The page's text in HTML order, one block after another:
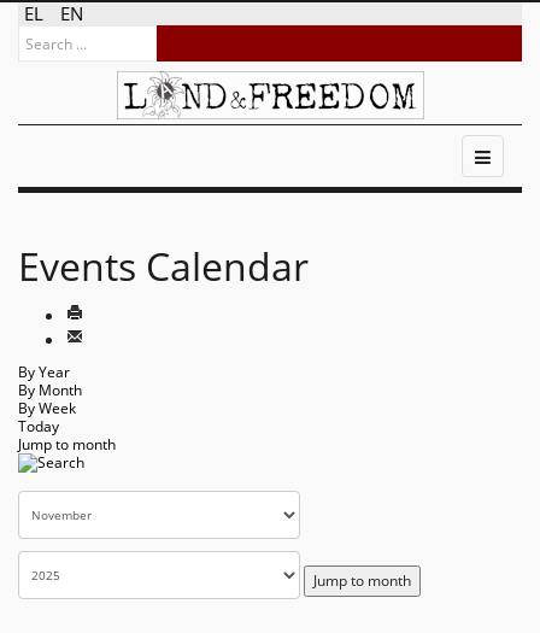
EL EN
Events Calendar
By Year
By Month
By Week
Today
Jump to month
Jump to month